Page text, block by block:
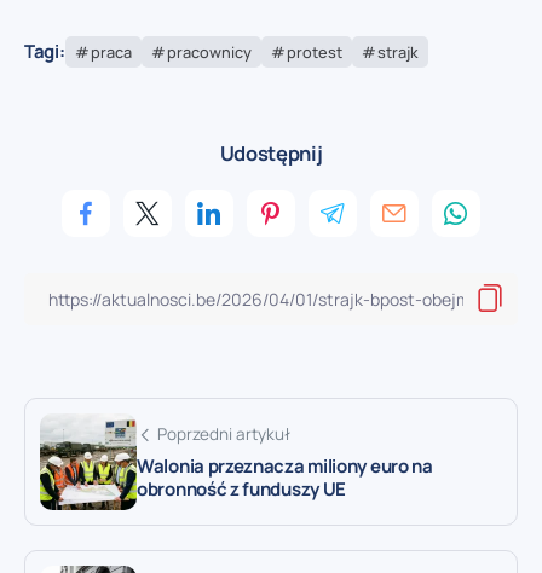
Tagi: praca pracownicy protest strajk
Udostępnij
Poprzedni artykuł
Walonia przeznacza miliony euro na
obronność z funduszy UE